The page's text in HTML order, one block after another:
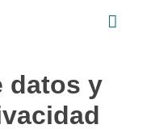
datos y